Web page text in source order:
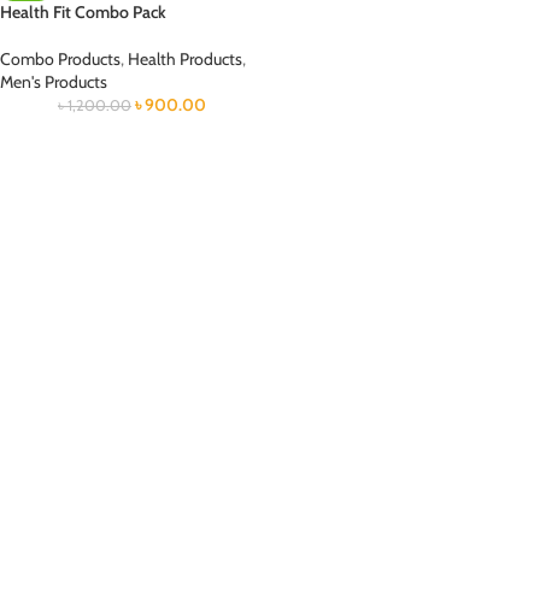
Health Fit Combo Pack
Combo Products, Health Products,
Men's Products
৳1,200.00 ৳900.00